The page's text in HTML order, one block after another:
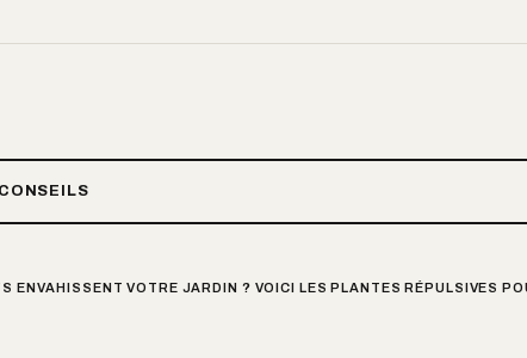
CONSEILS
ENVAHISSENT VOTRE JARDIN ? VOICI LES PLANTES RÉPULSIVES